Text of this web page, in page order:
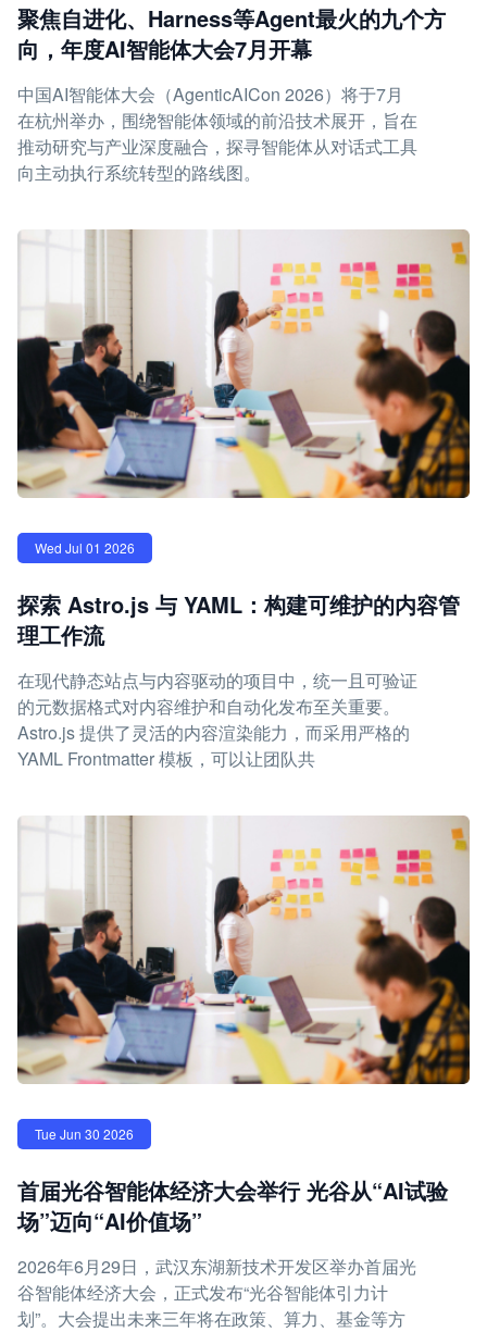
聚焦自进化、Harness等Agent最火的九个方
向，年度AI智能体大会7月开幕
中国AI智能体大会（AgenticAICon 2026）将于7月
在杭州举办，围绕智能体领域的前沿技术展开，旨在
推动研究与产业深度融合，探寻智能体从对话式工具
向主动执行系统转型的路线图。
Wed Jul 01 2026
探索 Astro.js 与 YAML：构建可维护的内容管
理工作流
在现代静态站点与内容驱动的项目中，统一且可验证
的元数据格式对内容维护和自动化发布至关重要。
Astro.js 提供了灵活的内容渲染能力，而采用严格的
YAML Frontmatter 模板，可以让团队共
Tue Jun 30 2026
首届光谷智能体经济大会举行 光谷从“AI试验
场”迈向“AI价值场”
2026年6月29日，武汉东湖新技术开发区举办首届光
谷智能体经济大会，正式发布“光谷智能体引力计
划”。大会提出未来三年将在政策、算力、基金等方